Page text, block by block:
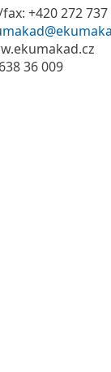
+420 272 737
36 009